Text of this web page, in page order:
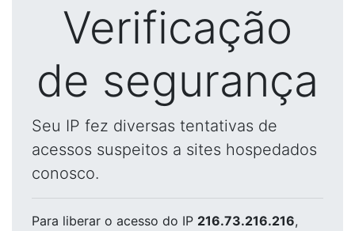
Verificação
de segurança
Seu IP fez diversas tentativas de
acessos suspeitos a sites hospedados
conosco.
Para liberar o acesso do IP 216.73.216.216,